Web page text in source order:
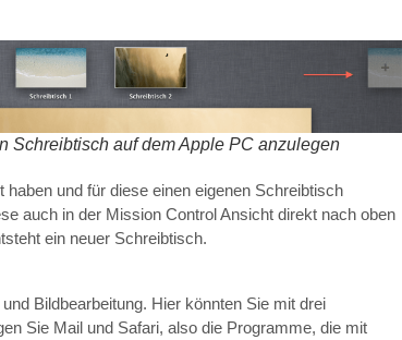
Schreibtisch auf dem Apple PC anzulegen
und für diese einen eigenen Schreibtisch
auch in der Mission Control Ansicht direkt nach oben
ein neuer Schreibtisch.
Bildbearbeitung. Hier könnten Sie mit drei
Sie Mail und Safari, also die Programme, die mit